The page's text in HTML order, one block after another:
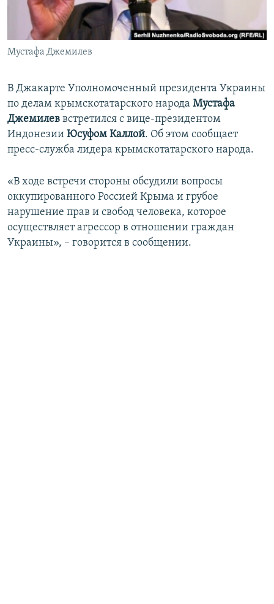
ПОБЕДИТЕЛЕЙ НЕ СУДЯТ?
КРЫМ.НЕПОКОРЕННЫЙ
ELIFBE
ПРИСОЕДИНЯЙТЕСЬ!
Все сайты RFE/RL
Мустафа Джемилев
В Джакарте Уполномоченный президента Украины
по делам крымскотатарского народа Мустафа
Джемилев встретился с вице-президентом
Индонезии Юсуфом Каллой. Об этом сообщает
пресс-служба лидера крымскотатарского народа.
«В ходе встречи стороны обсудили вопросы
оккупированного Россией Крыма и грубое
нарушение прав и свобод человека, которое
осуществляет агрессор в отношении граждан
Украины», – говорится в сообщении.